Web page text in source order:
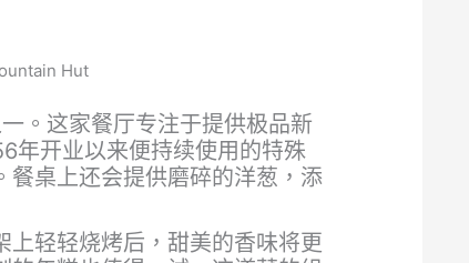
Hut
。这家餐厅专注于提供极品新
年开业以来便持续使用的特殊
桌上还会提供磨碎的洋葱，添
轻轻烧烤后，甜美的香味将更